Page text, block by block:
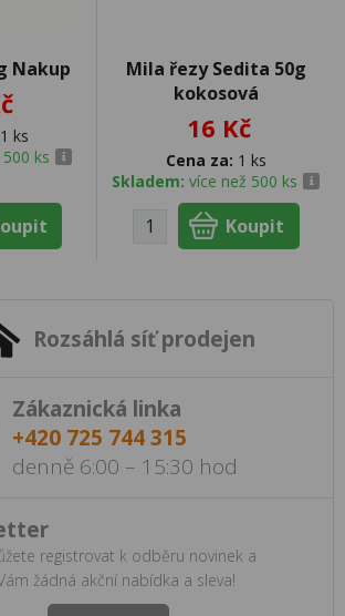
Nakup
1 ks
ks
Mila řezy Sedita 50g
kokosová
16 Kč
Cena za: 1 ks
Skladem: více než 500 ks
Rozsáhlá síť prodejen
Zákaznická linka
+420 725 744 315
denně 6:00 – 15:30 hod
registrovat k odběru novinek a
žádná akční nabídka a sleva!